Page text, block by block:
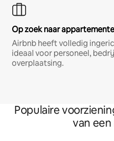
Op zoek naar
Airbnb heeft volledig
ideaal voor personeel,
overplaatsing.
Populaire
van